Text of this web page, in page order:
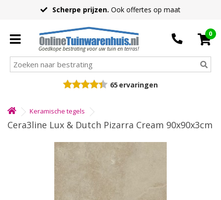
Scherpe prijzen. Ook offertes op maat
Goedkope bestrating voor uw tuin en terras!
0
65 ervaringen
Keramische tegels
Cera3line Lux & Dutch Pizarra Cream 90x90x3cm